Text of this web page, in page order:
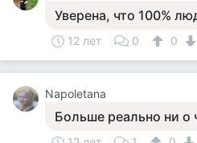
Уверена, что 100%
12 лет 0 0
Napoletana
Больше реально ни о